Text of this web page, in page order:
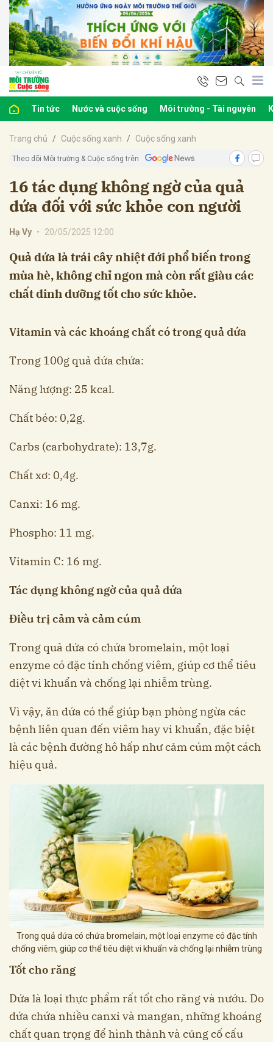
Tin tức Nước và cuộc sống Môi trường - Tài nguyên
Trang chủ Cuộc sống xanh Cuộc sống xanh
Theo dõi Môi trường & Cuộc sống trên
16 tác dụng không ngờ của quả
dứa đối với sức khỏe con người
Hạ Vy • 20/05/2025 12:00
Quả dứa là trái cây nhiệt đới phổ biến trong
mùa hè, không chỉ ngon mà còn rất giàu các
chất dinh dưỡng tốt cho sức khỏe.
Vitamin và các khoáng chất có trong quả dứa
Trong 100g quả dứa chứa:
Năng lượng: 25 kcal.
Chất béo: 0,2g.
Carbs (carbohydrate): 13,7g.
Chất xơ: 0,4g.
Canxi: 16 mg.
Phospho: 11 mg.
Vitamin C: 16 mg.
Tác dụng không ngờ của quả dứa
Điều trị cảm và cảm cúm
Trong quả dứa có chứa bromelain, một loại
enzyme có đặc tính chống viêm, giúp cơ thể tiêu
diệt vi khuẩn và chống lại nhiễm trùng.
Vì vậy, ăn dứa có thể giúp bạn phòng ngừa các
bệnh liên quan đến viêm hay vi khuẩn, đặc biệt
là các bệnh đường hô hấp như cảm cúm một cách
hiệu quả.
Trong quả dứa có chứa bromelain, một loại enzyme có đặc tính
chống viêm, giúp cơ thể tiêu diệt vi khuẩn và chống lại nhiễm trùng
Tốt cho răng
Dứa là loại thực phẩm rất tốt cho răng và nướu. Do
dứa chứa nhiều canxi và mangan, những khoáng
chất quan trọng để hình thành và củng cố cấu
luận
Hủy